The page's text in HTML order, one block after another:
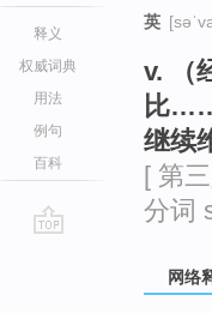
释义
权威词典
用法
例句
百科
英
v. （
比……
继续
[ 第
分词
网络